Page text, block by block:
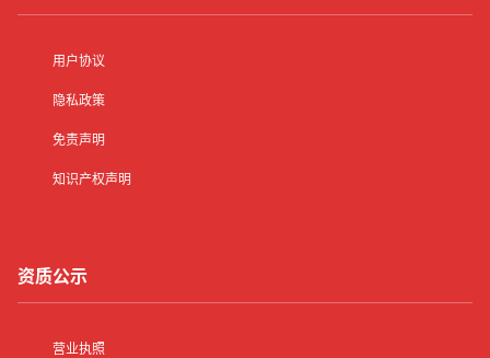
用户协议
隐私政策
免责声明
知识产权声明
资质公示
营业执照